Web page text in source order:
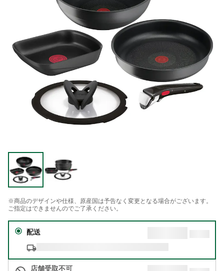
※商品のデザインや仕様、原産国は予告なく変更となる場合がございます。
ご指定はできませんのでご了承ください。
配送
店舗受取不可